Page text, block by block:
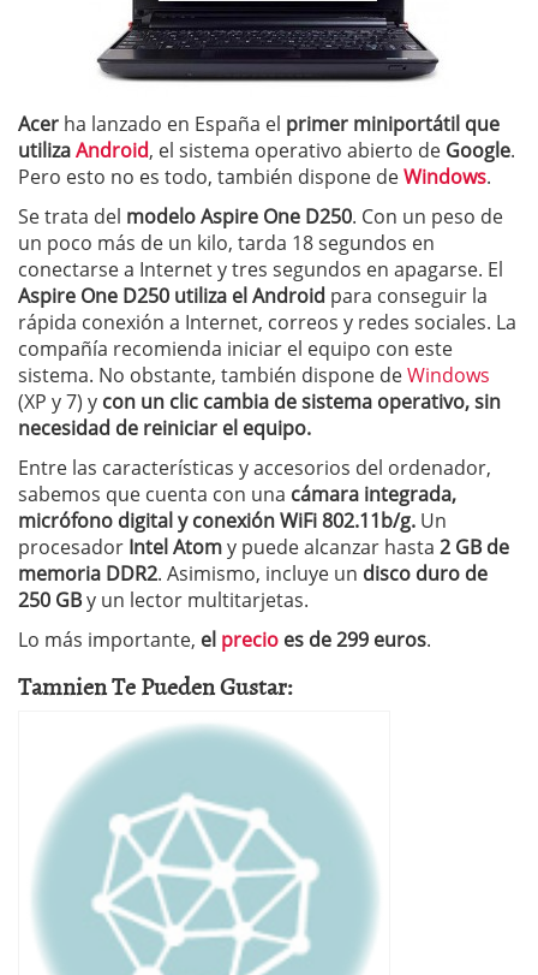
Acer ha lanzado en España el primer miniportátil que
utilizaAndroid, el sistema operativo abierto de Google.
Pero esto no es todo, también dispone deWindows.
Se trata del modelo Aspire One D250. Con un peso de
un poco más de un kilo, tarda 18 segundos en
conectarse a Internet y tres segundos en apagarse. El
Aspire One D250 utiliza el Android para conseguir la
rápida conexión a Internet, correos y redes sociales. La
compañía recomienda iniciar el equipo con este
sistema. No obstante, también dispone deWindows
(XP y 7) y con un clic cambia de sistema operativo, sin
necesidad de reiniciar el equipo.
Entre las características y accesorios del ordenador,
sabemos que cuenta con una cámara integrada,
micrófono digital y conexión WiFi 802.11b/g. Un
procesador Intel Atomy puede alcanzar hasta 2 GB de
memoria DDR2. Asimismo, incluye un disco duro de
250 GBy un lector multitarjetas.
Lo más importante, el precio es de 299 euros.
Tamnien Te Pueden Gustar: